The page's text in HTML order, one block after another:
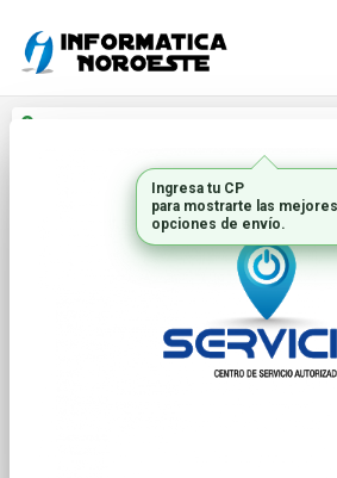
MICROSOFT
Ingresa tu CP
para mostrarte las mejores
opciones de envío.